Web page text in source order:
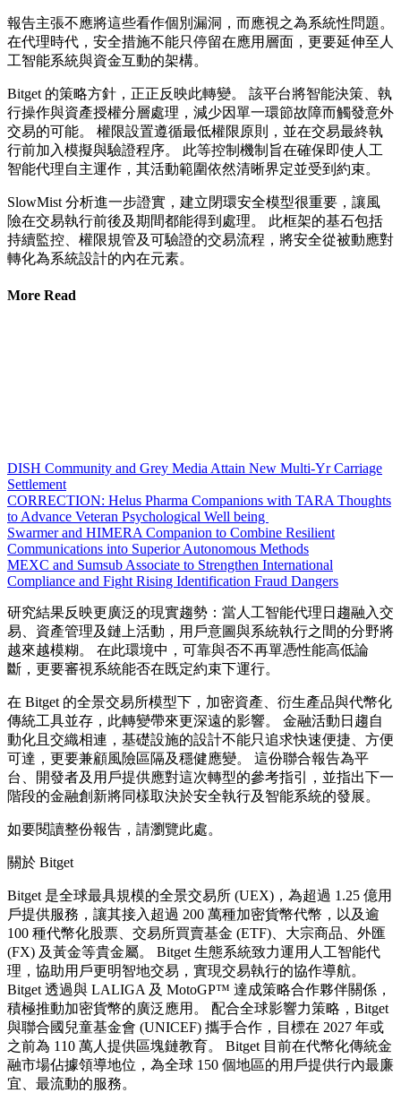
報告主張不應將這些看作個別漏洞，而應視之為系統性問題。
在代理時代，安全措施不能只停留在應用層面，更要延伸至人
工智能系統與資金互動的架構。
Bitget 的策略方針，正正反映此轉變。 該平台將智能決策、執
行操作與資產授權分層處理，減少因單一環節故障而觸發意外
交易的可能。 權限設置遵循最低權限原則，並在交易最終執
行前加入模擬與驗證程序。 此等控制機制旨在確保即使人工
智能代理自主運作，其活動範圍依然清晰界定並受到約束。
SlowMist 分析進一步證實，建立閉環安全模型很重要，讓風
險在交易執行前後及期間都能得到處理。 此框架的基石包括
持續監控、權限規管及可驗證的交易流程，將安全從被動應對
轉化為系統設計的內在元素。
More Read
DISH Community and Grey Media Attain New Multi-Yr Carriage
Settlement
CORRECTION: Helus Pharma Companions with TARA Thoughts
to Advance Veteran Psychological Well being
Swarmer and HIMERA Companion to Combine Resilient
Communications into Superior Autonomous Methods
MEXC and Sumsub Associate to Strengthen International
Compliance and Fight Rising Identification Fraud Dangers
研究結果反映更廣泛的現實趨勢：當人工智能代理日趨融入交
易、資產管理及鏈上活動，用戶意圖與系統執行之間的分野將
越來越模糊。 在此環境中，可靠與否不再單憑性能高低論
斷，更要審視系統能否在既定約束下運行。
在 Bitget 的全景交易所模型下，加密資產、衍生產品與代幣化
傳統工具並存，此轉變帶來更深遠的影響。 金融活動日趨自
動化且交織相連，基礎設施的設計不能只追求快速便捷、方便
可達，更要兼顧風險區隔及穩健應變。 這份聯合報告為平
台、開發者及用戶提供應對這次轉型的參考指引，並指出下一
階段的金融創新將同樣取決於安全執行及智能系統的發展。
如要閱讀整份報告，請瀏覽此處。
關於 Bitget
Bitget 是全球最具規模的全景交易所 (UEX)，為超過 1.25 億用
戶提供服務，讓其接入超過 200 萬種加密貨幣代幣，以及逾
100 種代幣化股票、交易所買賣基金 (ETF)、大宗商品、外匯
(FX) 及黃金等貴金屬。 Bitget 生態系統致力運用人工智能代
理，協助用戶更明智地交易，實現交易執行的協作導航。
Bitget 透過與 LALIGA 及 MotoGP™ 達成策略合作夥伴關係，
積極推動加密貨幣的廣泛應用。 配合全球影響力策略，Bitget
與聯合國兒童基金會 (UNICEF) 攜手合作，目標在 2027 年或
之前為 110 萬人提供區塊鏈教育。 Bitget 目前在代幣化傳統金
融市場佔據領導地位，為全球 150 個地區的用戶提供行內最廉
宜、最流動的服務。